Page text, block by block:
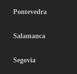
Pontevedra
Salamanca
Segovia